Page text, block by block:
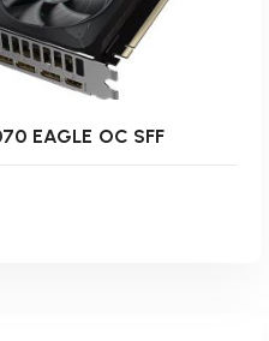
EAGLE OC SFF